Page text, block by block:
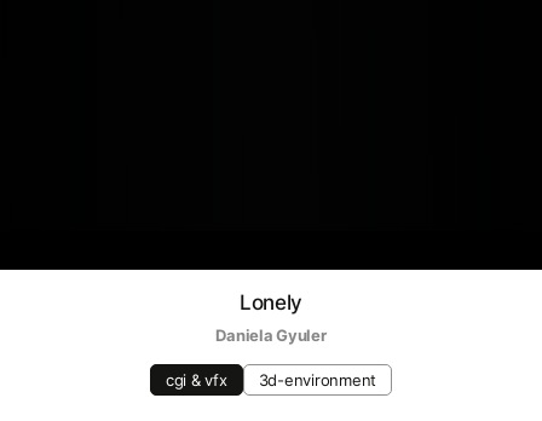
Lonely
Daniela Gyuler
cgi & vfx 3d-environment